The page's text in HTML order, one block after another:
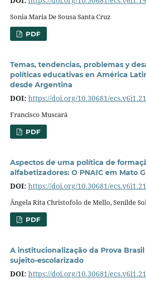
Sonia Maria De Sousa Santa Cruz
PDF
Temas, tendencias, problemas y
políticas educativas en América
desde Argentina
DOI: https://doi.org/10.30681/
Francisco Muscará
PDF
Aspectos de uma política de
alfabetizadores: O PNAIC em Mato
DOI: https://doi.org/10.30681/
Ângela Rita Christofolo de Mello, Senilde
PDF
A institucionalização da Prova
sujeito-escolarizado
DOI: https://doi.org/10.30681/